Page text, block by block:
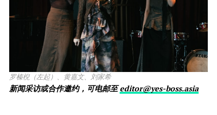
罗榛棿（左起）、黄嘉文、刘家希
新闻采访或合作邀约，可电邮至editor@yes-boss.asia